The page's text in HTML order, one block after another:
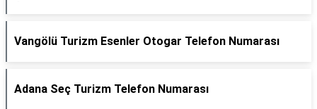
Vangölü Turizm Esenler Otogar Telefon Numarası
Adana Seç Turizm Telefon Numarası